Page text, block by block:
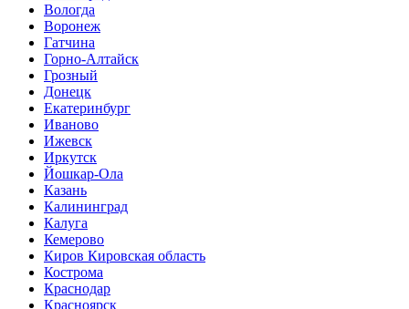
Вологда
Воронеж
Гатчина
Горно-Алтайск
Грозный
Донецк
Екатеринбург
Иваново
Ижевск
Иркутск
Йошкар-Ола
Казань
Калининград
Калуга
Кемерово
Киров Кировская область
Кострома
Краснодар
Красноярск